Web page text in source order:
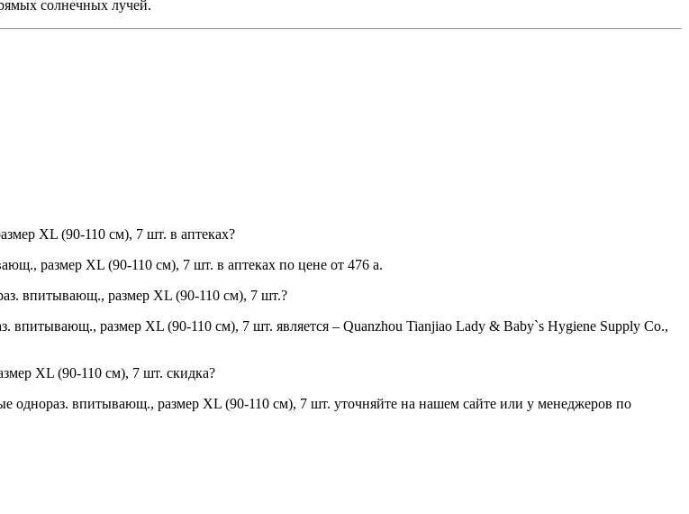
солнечных лучей.
XL (90-110 см), 7 шт. в аптеках?
размер XL (90-110 см), 7 шт. в аптеках по цене от 476 a.
впитывающ., размер XL (90-110 см), 7 шт.?
размер XL (90-110 см), 7 шт. является – Quanzhou Tianjiao Lady & Baby`s Hygiene Supply Co.,
XL (90-110 см), 7 шт. скидка?
впитывающ., размер XL (90-110 см), 7 шт. уточняйте на нашем сайте или у менеджеров по